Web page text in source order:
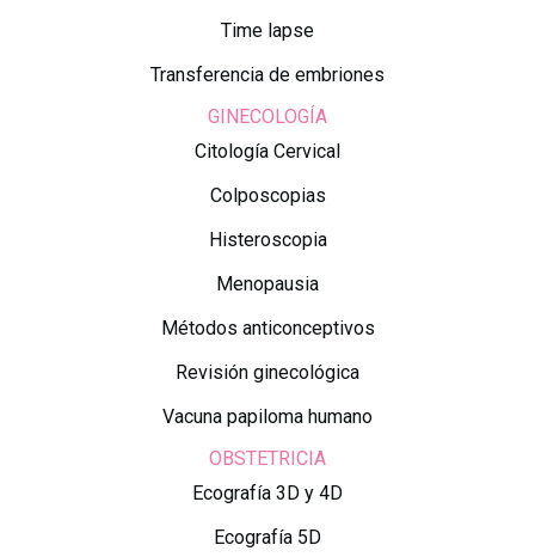
Time lapse
Transferencia de embriones
GINECOLOGÍA
Citología Cervical
Colposcopias
Histeroscopia
Menopausia
Métodos anticonceptivos
Revisión ginecológica
Vacuna papiloma humano
OBSTETRICIA
Ecografía 3D y 4D
Ecografía 5D